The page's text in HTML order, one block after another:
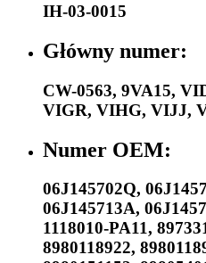
IH-03-0015
Główny numer:
CW-0563, 9VA15,
VIGR, VIHG, VIJJ,
Numer OEM:
06J145702Q,
06J145713A,
1118010-PA11,
8980118922,